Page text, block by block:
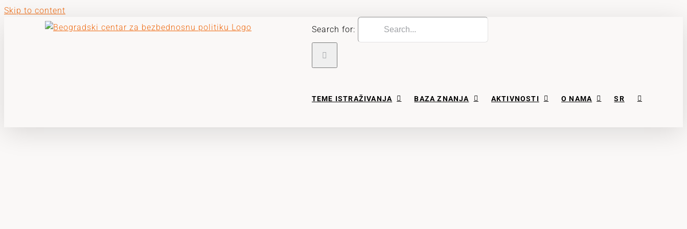
Skip to content
Search for:
TEME ISTRAŽIVANJA BAZA ZNANJA AKTIVNOSTI O NAMA SR